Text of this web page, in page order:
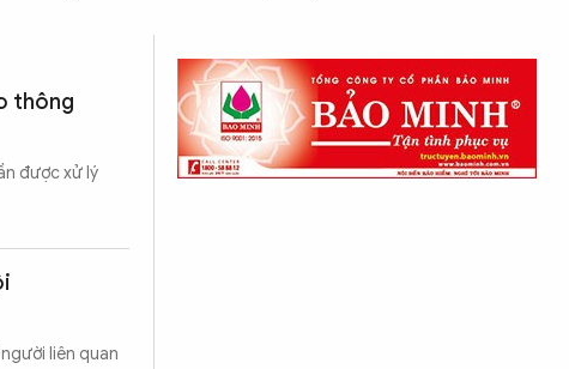
thông
được xử lý
liên quan